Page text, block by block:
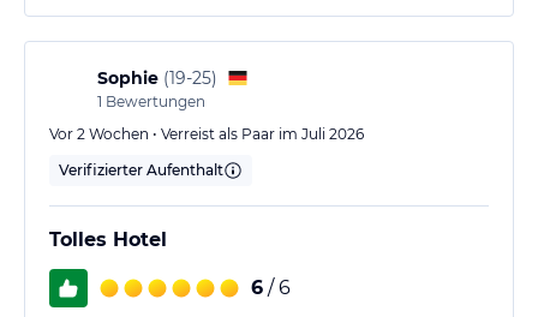
Sophie (19-25)
1 Bewertungen
Vor 2 Wochen • Verreist als Paar im Juli 2026
Verifizierter Aufenthalt
Tolles Hotel
6 / 6